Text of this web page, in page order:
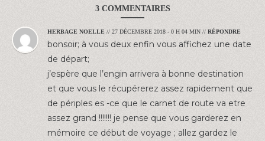
3 COMMENTAIRES
HERBAGE NOELLE // 27 DÉCEMBRE 2018 - 0 H 04 MIN // RÉPONDRE
bonsoir; à vous deux enfin vous affichez une date
de départ;
j’espère que l’engin arrivera à bonne destination
et que vous le récupérerez assez rapidement que
de périples es -ce que le carnet de route va etre
assez grand !!!!!!! je pense que vous garderez en
mémoire ce début de voyage ; allez gardez le